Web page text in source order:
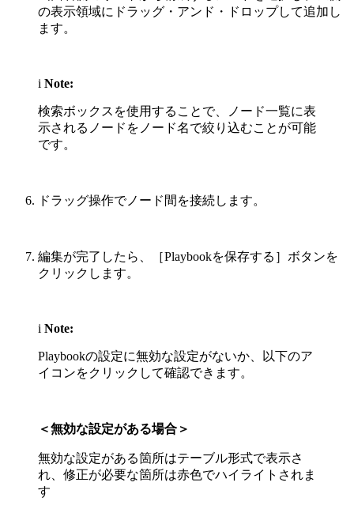
の表示領域にドラッグ・アンド・ドロップして追加し
ます。
i Note:
検索ボックスを使用することで、ノード一覧に表
示されるノードをノード名で絞り込むことが可能
です。
ドラッグ操作でノード間を接続します。
編集が完了したら、［Playbookを保存する］ボタンを
クリックします。
i Note:
Playbookの設定に無効な設定がないか、以下のア
イコンをクリックして確認できます。
＜無効な設定がある場合＞
無効な設定がある箇所はテーブル形式で表示さ
れ、修正が必要な箇所は赤色でハイライトされま
す